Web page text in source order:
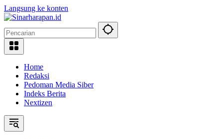
Langsung ke konten
Home
Redaksi
Pedoman Media Siber
Indeks Berita
Nextizen